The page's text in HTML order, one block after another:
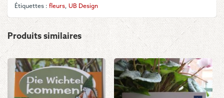
Étiquettes : fleurs, UB Design
Produits similaires